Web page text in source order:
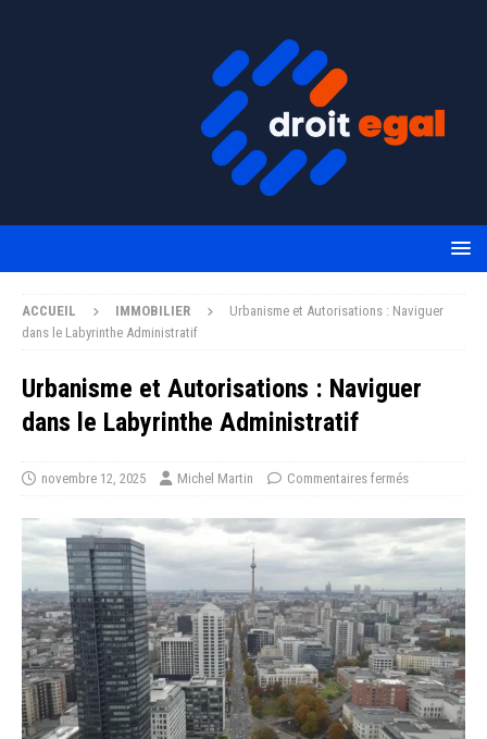
ACCUEIL IMMOBILIER
Urbanisme et Autorisations : Naviguer
dans le Labyrinthe Administratif
Urbanisme et Autorisations : Naviguer
dans le Labyrinthe Administratif
novembre 12, 2025 Michel Martin Commentaires fermés